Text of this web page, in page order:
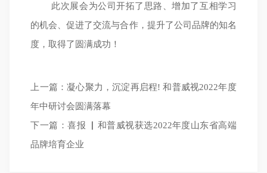
此次展会为公司开拓了思路、增加了互相学习
的机会、促进了交流与合作，提升了公司品牌的知名
度，取得了圆满成功！
上一篇：凝心聚力，沉淀再启程! 和普威视2022年度
年中研讨会圆满落幕
下一篇：喜报 ▏和普威视获选2022年度山东省高端
品牌培育企业